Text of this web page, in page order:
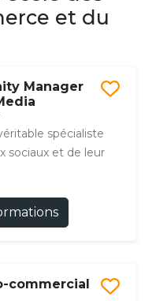
et du
Manager
spécialiste
sociaux et de leur
commercial